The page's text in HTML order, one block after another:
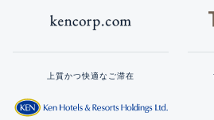
上質かつ快適なご滞在